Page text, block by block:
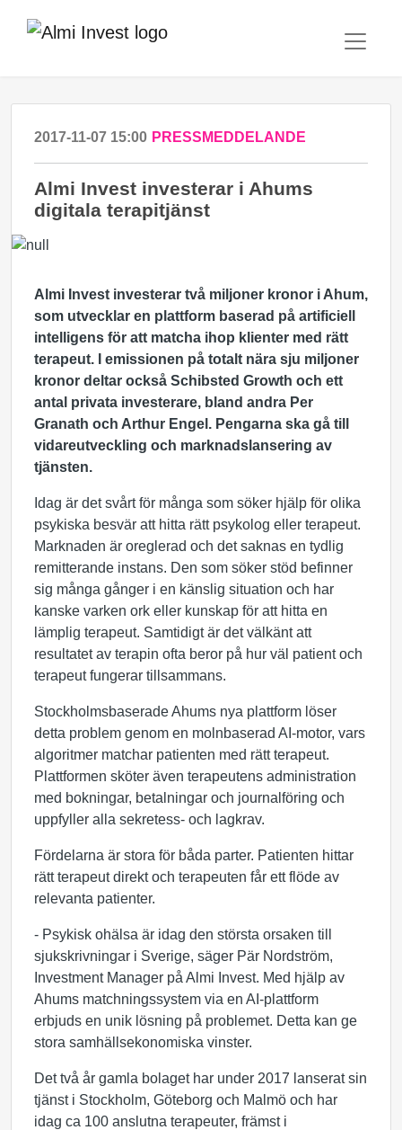
2017-11-07 15:00 PRESSMEDDELANDE
Almi Invest investerar i Ahums
digitala terapitjänst
Almi Invest investerar två miljoner kronor i Ahum,
som utvecklar en plattform baserad på artificiell
intelligens för att matcha ihop klienter med rätt
terapeut. I emissionen på totalt nära sju miljoner
kronor deltar också Schibsted Growth och ett
antal privata investerare, bland andra Per
Granath och Arthur Engel. Pengarna ska gå till
vidareutveckling och marknadslansering av
tjänsten.
Idag är det svårt för många som söker hjälp för olika
psykiska besvär att hitta rätt psykolog eller terapeut.
Marknaden är oreglerad och det saknas en tydlig
remitterande instans. Den som söker stöd befinner
sig många gånger i en känslig situation och har
kanske varken ork eller kunskap för att hitta en
lämplig terapeut. Samtidigt är det välkänt att
resultatet av terapin ofta beror på hur väl patient och
terapeut fungerar tillsammans.
Stockholmsbaserade Ahums nya plattform löser
detta problem genom en molnbaserad AI-motor, vars
algoritmer matchar patienten med rätt terapeut.
Plattformen sköter även terapeutens administration
med bokningar, betalningar och journalföring och
uppfyller alla sekretess- och lagkrav.
Fördelarna är stora för båda parter. Patienten hittar
rätt terapeut direkt och terapeuten får ett flöde av
relevanta patienter.
- Psykisk ohälsa är idag den största orsaken till
sjukskrivningar i Sverige, säger Pär Nordström,
Investment Manager på Almi Invest. Med hjälp av
Ahums matchningssystem via en AI-plattform
erbjuds en unik lösning på problemet. Detta kan ge
stora samhällsekonomiska vinster.
Det två år gamla bolaget har under 2017 lanserat sin
tjänst i Stockholm, Göteborg och Malmö och har
idag ca 100 anslutna terapeuter, främst i